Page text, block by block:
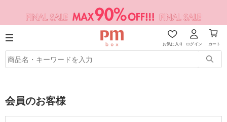
お気に入り ログイン カート
会員のお客様